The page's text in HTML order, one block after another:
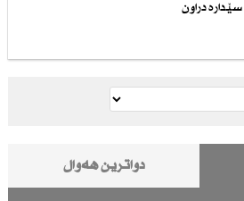
دواترین هەواڵ